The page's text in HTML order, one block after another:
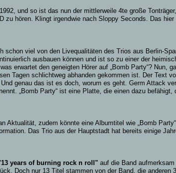
und so ist das nun der mittlerweile 4te große
hören. Klingt irgendwie nach Sloppy Seconds. Das
viel von den Livequalitäten des Trios aus Berlin-
ausbauen können und ist so zu einer der
erwartet den geneigten Hörer auf „Bomb Party“? Nun,
Tagen schlichtweg abhanden gekommen ist. Der Text
genau das ist es doch, worum es geht. Germ Attack
„Bomb Party“ ist eine Platte, die einen dazu
zudem könnte eine Albumtitel wie „Bomb
Das Trio aus der Hauptstadt hat bereits einige
years of burning rock n roll" auf die Band
Doch nur 13 Titel stammen von der Band, die